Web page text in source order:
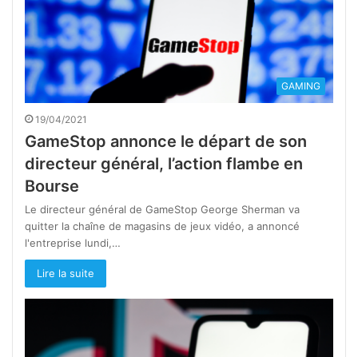
GAMING
19/04/2021
GameStop annonce le départ de son
directeur général, l’action flambe en
Bourse
Le directeur général de GameStop George Sherman va
quitter la chaîne de magasins de jeux vidéo, a annoncé
l'entreprise lundi,…
Lire la suite